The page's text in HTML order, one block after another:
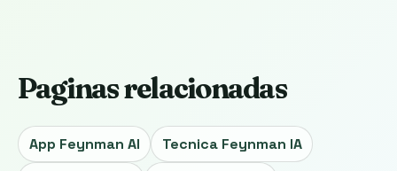
Paginas relacionadas
App Feynman AI
Tecnica Feynman IA